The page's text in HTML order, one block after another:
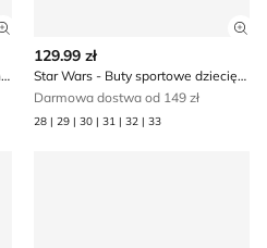
Zobacz szczegóły produktu
Buty sportowe dziecięce na wiosnę Star Wars
129.99 zł
Star Wars - Buty sportowe dziecięce na jesień
Darmowa dostwa od 149 zł
28 | 29 | 30 | 31 | 32 | 33